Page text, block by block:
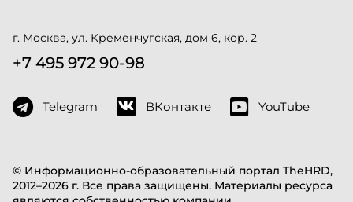
© Информационно-образовательный портал TheHRD,
2012–2026 г. Все права защищены. Материалы ресурса
г. Москва, ул. Кременчугская, дом 6, кор. 2
+7 495 972 90-98
Telegram ВКонтакте YouTube